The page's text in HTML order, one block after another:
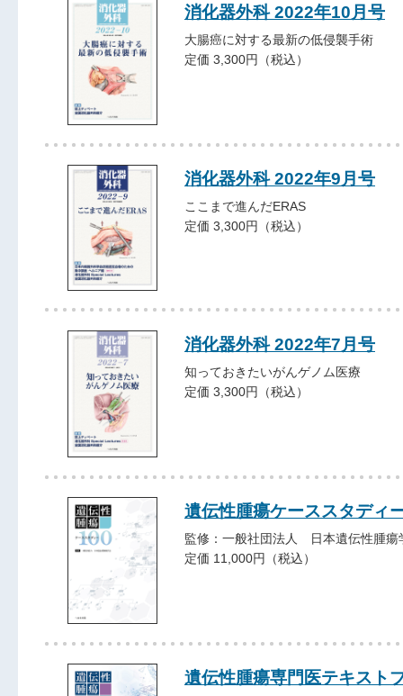
消化器外科 2022年10月号
大腸癌に対する最新の低侵襲手術
定価 3,300円（税込）
消化器外科 2022年9月号
ここまで進んだERAS
定価 3,300円（税込）
消化器外科 2022年7月号
知っておきたいがんゲノム医療
定価 3,300円（税込）
遺伝性腫瘍ケーススタディ
監修：一般社団法人 日本遺伝性腫瘍
定価 11,000円（税込）
遺伝性腫瘍専門医テキスト